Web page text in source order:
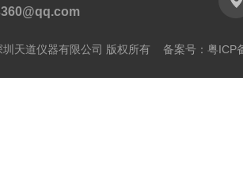
天道仪器有限公司 版权所有 备案号：粤ICP